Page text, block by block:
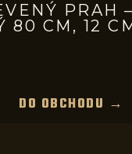
PRAH
80 CM, 12
DO OBCHODU →